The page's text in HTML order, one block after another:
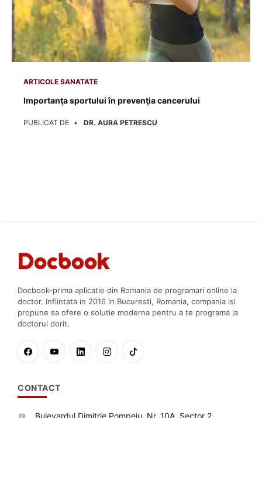
ARTICOLE SANATATE
În ce măsură poate fi prevenit cancerul?
PUBLICAT DE DOCBOOK
ARTICOLE SANATATE
Importanţa sportului în prevenţia cancerului
PUBLICAT DE DR. AURA PETRESCU